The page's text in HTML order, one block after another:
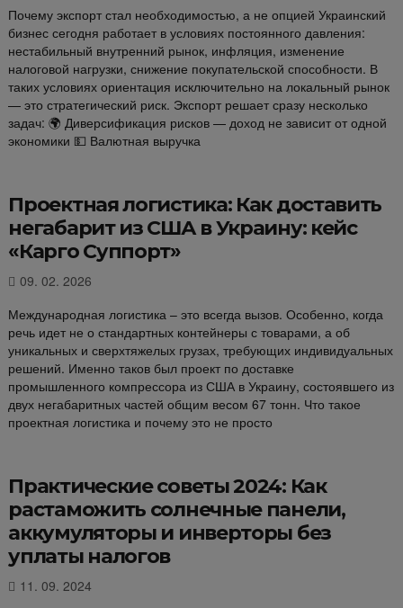
Почему экспорт стал необходимостью, а не опцией Украинский
бизнес сегодня работает в условиях постоянного давления:
нестабильный внутренний рынок, инфляция, изменение
налоговой нагрузки, снижение покупательской способности. В
таких условиях ориентация исключительно на локальный рынок
— это стратегический риск. Экспорт решает сразу несколько
задач: 🌍 Диверсификация рисков — доход не зависит от одной
экономики 💵 Валютная выручка
Проектная логистика: Как доставить
негабарит из США в Украину: кейс
«Карго Суппорт»
09. 02. 2026
Международная логистика – это всегда вызов. Особенно, когда
речь идет не о стандартных контейнеры с товарами, а об
уникальных и сверхтяжелых грузах, требующих индивидуальных
решений. Именно таков был проект по доставке
промышленного компрессора из США в Украину, состоявшего из
двух негабаритных частей общим весом 67 тонн. Что такое
проектная логистика и почему это не просто
Практические советы 2024: Как
растаможить солнечные панели,
аккумуляторы и инверторы без
уплаты налогов
11. 09. 2024